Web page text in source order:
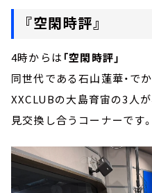
『空閑時評』
4時からは 「空閑時評」
同世代である石山蓮華・で
XXCLUBの大島育宙の3人
見交換し合うコーナーです。